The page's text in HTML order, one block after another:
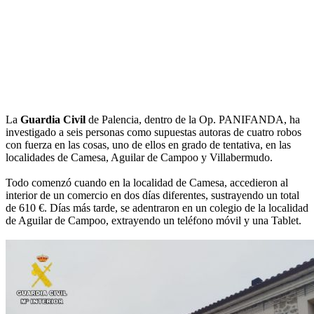
La Guardia Civil de Palencia, dentro de la Op. PANIFANDA, ha
investigado a seis personas como supuestas autoras de cuatro robos
con fuerza en las cosas, uno de ellos en grado de tentativa, en las
localidades de Camesa, Aguilar de Campoo y Villabermudo.
Todo comenzó cuando en la localidad de Camesa, accedieron al
interior de un comercio en dos días diferentes, sustrayendo un total
de 610 €. Días más tarde, se adentraron en un colegio de la localidad
de Aguilar de Campoo, extrayendo un teléfono móvil y una Tablet.